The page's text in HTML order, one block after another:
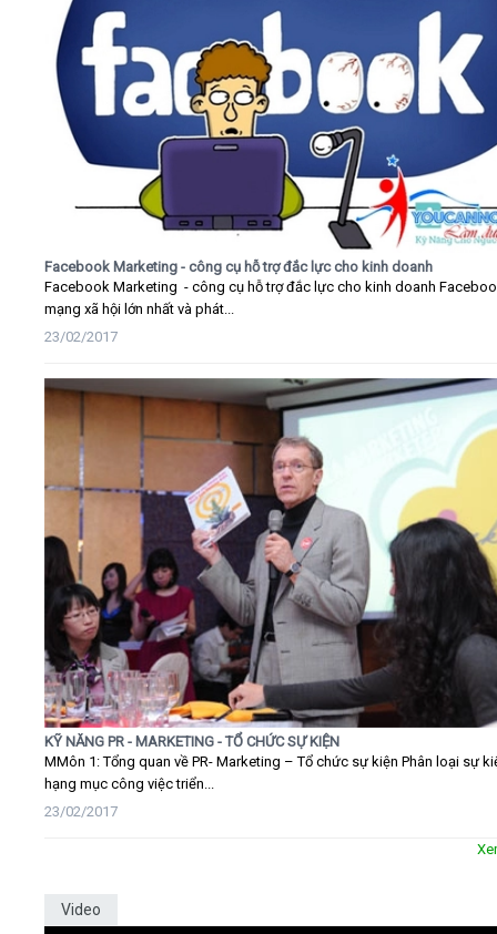
Facebook Marketing - công cụ hỗ trợ đắc lực cho kinh doanh
Facebook Marketing - công cụ hỗ trợ đắc lực cho kinh doanh
mạng xã hội lớn nhất và phát...
23/02/2017
KỸ NĂNG PR - MARKETING - TỔ CHỨC SỰ KIỆN
MMôn 1: Tổng quan về PR- Marketing – Tổ chức sự kiện Phân loại sự
hạng mục công việc triển...
23/02/2017
Video